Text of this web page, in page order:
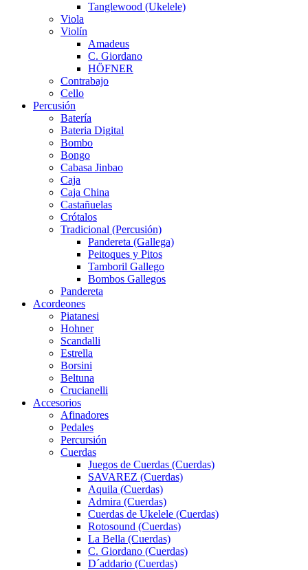
Tanglewood (Ukelele)
Viola
Violín
Amadeus
C. Giordano
HÖFNER
Contrabajo
Cello
Percusión
Batería
Bateria Digital
Bombo
Bongo
Cabasa Jinbao
Caja
Caja China
Castañuelas
Crótalos
Tradicional (Percusión)
Pandereta (Gallega)
Peitoques y Pitos
Tamboril Gallego
Bombos Gallegos
Pandereta
Acordeones
Piatanesi
Hohner
Scandalli
Estrella
Borsini
Beltuna
Crucianelli
Accesorios
Afinadores
Pedales
Percursión
Cuerdas
Juegos de Cuerdas (Cuerdas)
SAVAREZ (Cuerdas)
Aquila (Cuerdas)
Admira (Cuerdas)
Cuerdas de Ukelele (Cuerdas)
Rotosound (Cuerdas)
La Bella (Cuerdas)
C. Giordano (Cuerdas)
D´addario (Cuerdas)